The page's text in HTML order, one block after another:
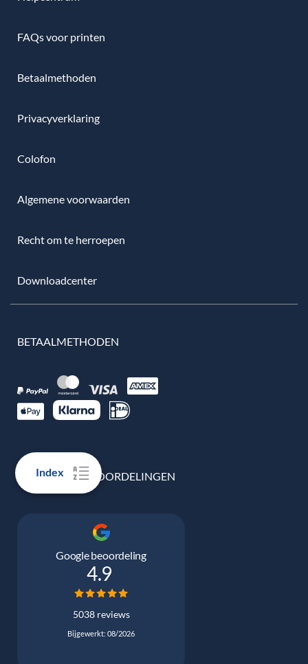
Index
FAQs voor printen
Betaalmethoden
Privacyverklaring
Colofon
Algemene voorwaarden
Recht om te herroepen
Downloadcenter
BETAALMETHODEN
100% ECHTE BEOORDELINGEN
Google beoordeling
4.9
5038 reviews
Bijgewerkt: 08/2026